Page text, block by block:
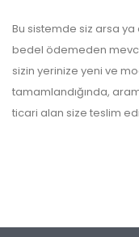
Bu sistemde siz arsa
bedel ödemeden
sizin yerinize yeni ve
tamamlandığında,
ticari alan size teslim